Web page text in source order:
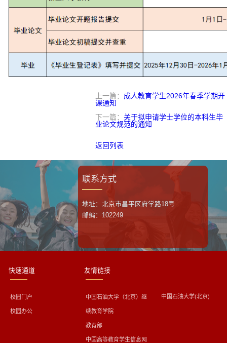
上一篇： 成人教育学生2026年春季学期开
课通知
下一篇： 关于拟申请学士学位的本科生毕
业论文规范的通知
返回列表
联系方式
地址：北京市昌平区府学路18号
邮编：102249
快速通道
校园门户
校园办公
友情链接
中国石油大学（北京）继
续教育学院
教育部
中国高等教育学生信息网
中国石油大学(北京)